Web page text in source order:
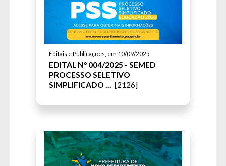
Editais e Publicações, em 10/09/2025
EDITAL N° 004/2025 - SEMED
PROCESSO SELETIVO
SIMPLIFICADO ...
[2126]